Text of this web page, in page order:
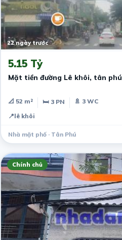
22 ngày trước
5.15 Tỷ
Mặt tiền đường Lê khôi, tân phú
📐 52 m² 🛏 3 PN
🚿 3 WC
📍lê khôi
Nhà mặt phố · Tân Phú
Chính chủ